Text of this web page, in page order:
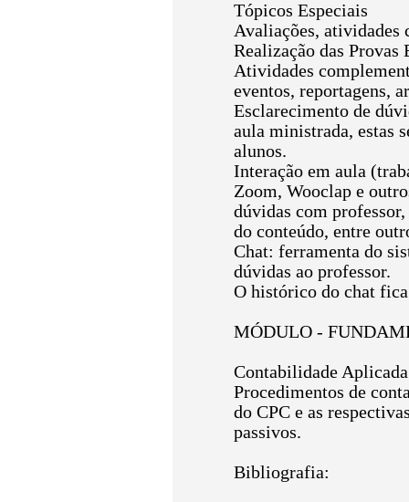
Tópicos Especiais
Avaliações, atividades
Realização das
Atividades
eventos, reportagens,
Esclarecimento de
aula ministrada, estas
alunos.
Interação em aula
Zoom, Wooclap e
dúvidas com
do conteúdo, entre
Chat: ferramenta do
dúvidas ao professor.
O histórico do chat
MÓDULO -
Contabilidade
Procedimentos de
do CPC e as
passivos.
Bibliografia: